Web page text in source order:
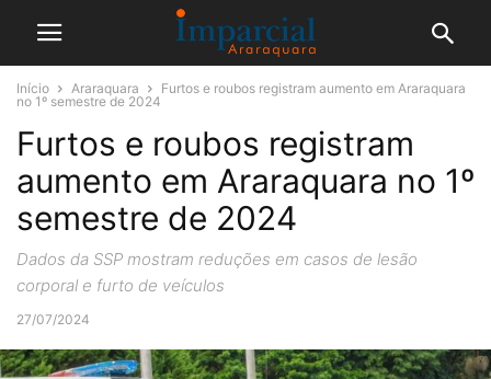
Início Araraquara
Furtos e roubos registram aumento em Araraquara
no 1º semestre de 2024
Furtos e roubos registram
aumento em Araraquara no 1º
semestre de 2024
Dados da SSP mostram reduções em casos de lesão
corporal e furto de veículos
27/07/2024